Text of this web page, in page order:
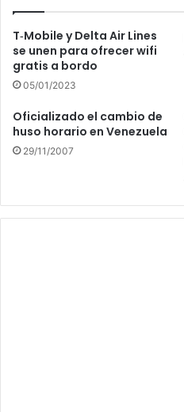
T‑Mobile y Delta Air Lines
se unen para ofrecer wifi
gratis a bordo
05/01/2023
Oficializado el cambio de
huso horario en Venezuela
29/11/2007